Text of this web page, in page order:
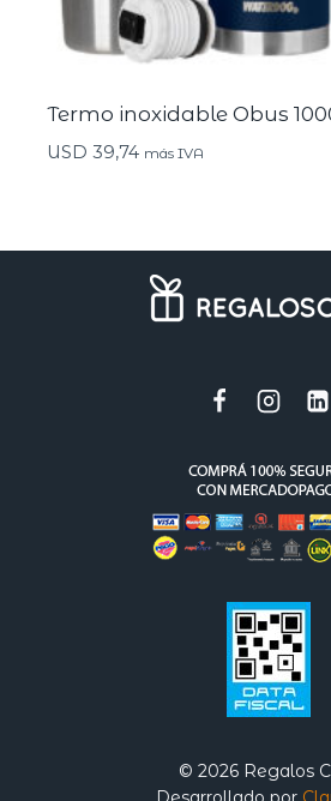
Termo inoxidable Obus
USD 39,74 más IVA
© 2026 Regalos